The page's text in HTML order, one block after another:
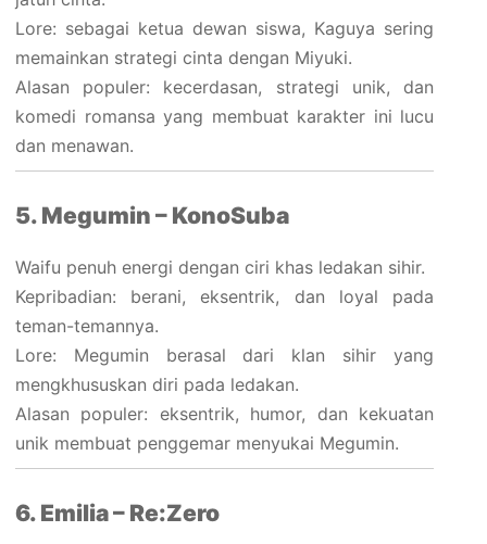
Lore: sebagai ketua dewan siswa, Kaguya sering
memainkan strategi cinta dengan Miyuki.
Alasan populer: kecerdasan, strategi unik, dan
komedi romansa yang membuat karakter ini lucu
dan menawan.
5. Megumin – KonoSuba
Waifu penuh energi dengan ciri khas ledakan sihir.
Kepribadian: berani, eksentrik, dan loyal pada
teman-temannya.
Lore: Megumin berasal dari klan sihir yang
mengkhususkan diri pada ledakan.
Alasan populer: eksentrik, humor, dan kekuatan
unik membuat penggemar menyukai Megumin.
6. Emilia – Re:Zero